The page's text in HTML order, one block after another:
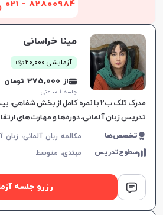
82800984 - 021
مینا خراسانی
آزمایشی 20,000 توما
ن
از 375,000 تومان
جلسه ۱ ساعتی
مدرک تلک ب2 با نمره کامل از بخش
تدریس زبان آلمانی، دوره‌ها و مهارت‌های
مبتنی بر نیازهای فردی زبان‌آموزان.
تخصص‌ها
سطوح‌تدریس مبتدی، متوسط
رزرو جلسه